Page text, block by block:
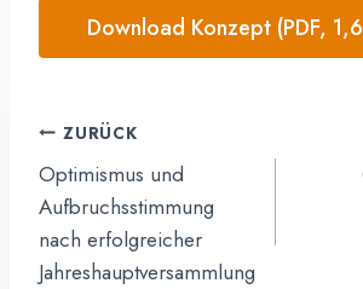
Download Konzept (PDF,
Beitragsnavigation
ZURÜCK
Optimismus und
Aufbruchsstimmung
nach erfolgreicher
Jahreshauptversammlung